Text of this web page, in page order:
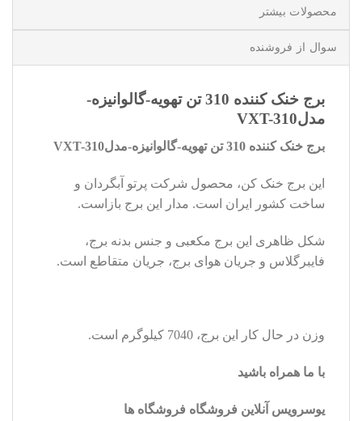
محصولات بیشتر
سوال از فروشنده
برج خنک کننده 310 تن تهویه-گالوانیزه-
مدلVXT-310
برج خنک کننده 310 تن تهویه-گالوانیزه-مدل VXT-310
این برج خنک کن، محصول شرکت پرتو آبگردان و
ساخت کشور ایران است. مدار این برج بازاست.
شکل ظاهری این برج مکعبی و جنس بدنه برج،
فایبرگلاس و جریان هوای برج، جریان متقاطع است.
وزن در حال کار این برج، 7040 کیلوگرم است.
با ما همراه باشید
یوسرویس آنلاین فروشگاه فروشگاه ها